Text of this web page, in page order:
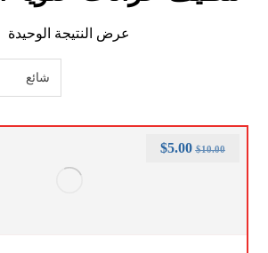
عرض النتيجة الوحيدة
$10.00
$5.00